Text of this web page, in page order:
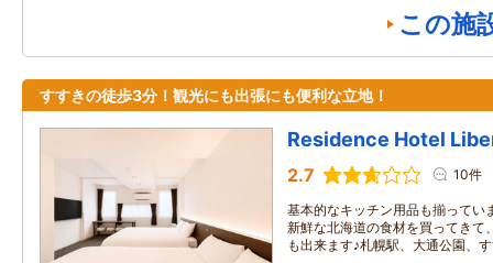
この施
すすきの徒歩3分！観光にも出張にも便利な立地！
Residence Hotel
2.7 10件
基本的なキッチン用品も揃ってい
新鮮な北海道の食材を買ってきて
も出来ます♪札幌駅、大通公園、